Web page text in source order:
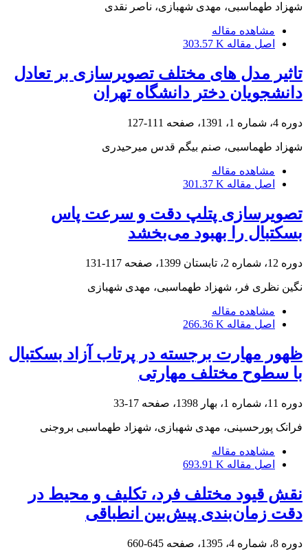
شهزاد طهماسبی، مهدی شهبازی، ناصر نقدی
مشاهده مقاله
اصل مقاله 303.57 K
تاثیر مدل های مختلف تصویرسازی بر تعادل
دانشجویان دختر دانشگاه تهران
دوره 4، شماره 1، 1391، صفحه 111-127
شهزاد طهماسبی، صنم بیگم قدس میرحیدری
مشاهده مقاله
اصل مقاله 301.37 K
تصویرسازی پتلپ دقت و سرعت پاس
بسکتبال را بهبود می‌بخشد
دوره 12، شماره 2، تابستان 1399، صفحه 117-131
نگین نظری فر، شهزاد طهماسبی، مهدی شهبازی
مشاهده مقاله
اصل مقاله 266.36 K
ظهور مهارت برجسته در پرتاب آزاد بسکتبال
با سطوح مختلف مهارتی
دوره 11، شماره 1، بهار 1398، صفحه 17-33
فرانک پورحسینی، مهدی شهبازی، شهزاد طهماسبی بروجنی
مشاهده مقاله
اصل مقاله 693.91 K
نقش قیود مختلف فرد، تکلیف و محیط در
دقت زمان‌بندی پیش‌بین انطباقی
دوره 8، شماره 4، 1395، صفحه 645-660